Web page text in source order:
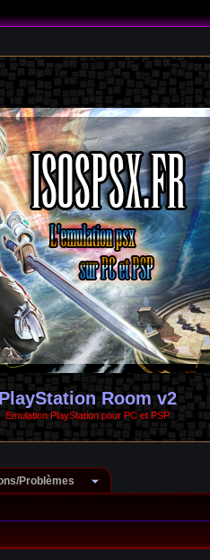
PlayStation Room v2
Emulation PlayStation pour PC et PSP
Problèmes